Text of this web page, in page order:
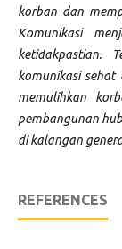
korban dan
Komunikasi
ketidakpastian.
komunikasi
memulihkan
pembangunan
di kalangan
REFERENCES